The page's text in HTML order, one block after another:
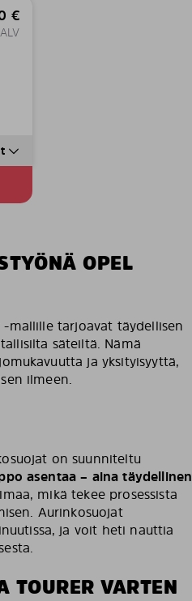
€
OPEL
-mallille tarjoavat täydellisen
säteiltä. Nämä
ja yksityisyyttä,
ilmeen.
on suunniteltu
asentaa – aina täydellinen
mikä tekee prosessista
Aurinkosuojat
ja voit heti nauttia
TOURER VARTEN